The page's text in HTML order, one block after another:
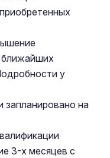
ближайших
у
на
3-х месяцев с